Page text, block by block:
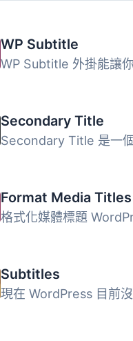
WP Subtitle
Secondary Title
Format Media Titles
Subtitles